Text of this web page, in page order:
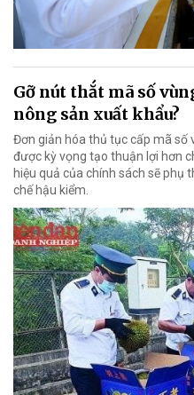
Gỡ nút thắt mã số
nông sản xuất khẩu?
Đơn giản hóa thủ tục cấp mã số
được kỳ vọng tạo thuận lợi hơn
hiệu quả của chính sách sẽ phụ
chế hậu kiểm.